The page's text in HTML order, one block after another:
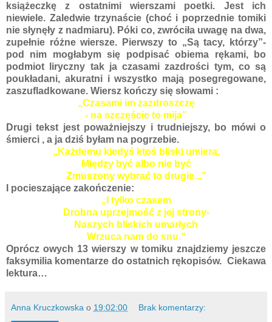
książeczkę z ostatnimi wierszami poetki. Jest ich
niewiele. Zaledwie trzynaście (choć i poprzednie tomiki
nie słynęły z nadmiaru). Póki co, zwróciła uwagę na dwa,
zupełnie różne wiersze. Pierwszy to „Są tacy, którzy”-
pod nim mogłabym się podpisać obiema rękami, bo
podmiot liryczny tak ja czasami zazdrości tym, co są
poukładani, akuratni i wszystko mają posegregowane,
zaszufladkowane. Wiersz kończy się słowami :
„Czasami im zazdroszczę
- na szczęście to mija”
Drugi tekst jest poważniejszy i trudniejszy, bo mówi o
śmierci , a ja dziś byłam na pogrzebie.
„Każdemu kiedyś ktoś bliski umiera,
Między być albo nie być
Zmuszony wybrać to drugie...”
I pocieszające zakończenie:
„I tylko czasem
Drobna uprzejmość z jej strony-
Naszych bliskich umarłych
Wrzuca nam do snu.”
Oprócz owych 13 wierszy w tomiku znajdziemy jeszcze
faksymilia komentarze do ostatnich rękopisów. Ciekawa
lektura…
Anna Kruczkowska o 19:02:00 Brak komentarzy: